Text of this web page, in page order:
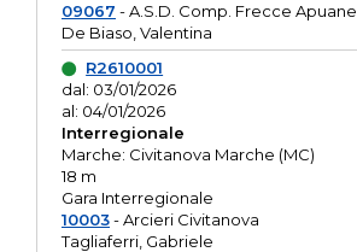
09067 - A.S.D. Comp. Frecce Apuane
De Biaso, Valentina
R2610001
dal: 03/01/2026
al: 04/01/2026
Interregionale
Marche: Civitanova Marche (MC)
18 m
Gara Interregionale
10003- Arcieri Civitanova
Tagliaferri, Gabriele